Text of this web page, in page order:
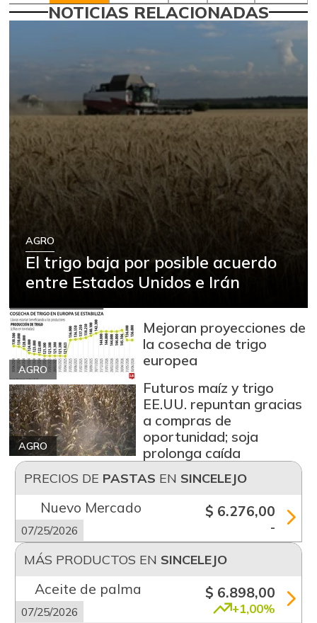
NOTICIAS RELACIONADAS
AGRO
El trigo baja por posible acuerdo
entre Estados Unidos e Irán
AGRO
Mejoran proyecciones de
la cosecha de trigo
europea
AGRO
Futuros maíz y trigo
EE.UU. repuntan gracias
a compras de
oportunidad; soja
prolonga caída
PRECIOS DE PASTAS EN SINCELEJO
Nuevo Mercado
07/25/2026
$ 6.276,00
-
MÁS PRODUCTOS EN SINCELEJO
Aceite de palma
07/25/2026
$ 6.898,00
+1,00%